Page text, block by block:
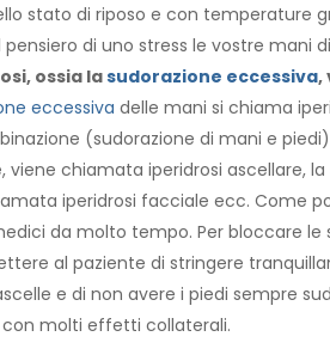
stato di riposo e con temperature
pensiero di uno stress le vostre mani
ossia lasudorazione eccessiva,
eccessiva delle mani si chiama
(sudorazione di mani e
viene chiamata iperidrosi ascellare,
iperidrosi facciale ecc. Come
da molto tempo. Per bloccare
al paziente di stringere
e di non avere i piedi sempre
con molti effetti collaterali.